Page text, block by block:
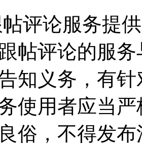
评论服务提
帖评论的服
知义务，有
使用者应当
俗，不得发